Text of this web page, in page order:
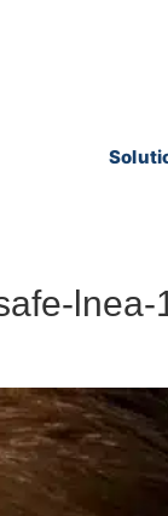
lnea-